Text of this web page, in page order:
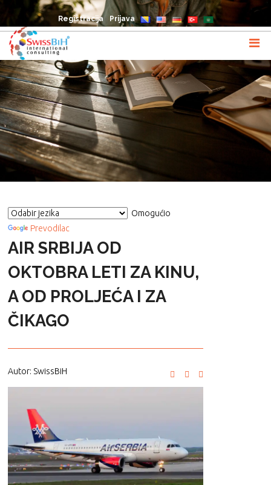
Registracija Prijava
Omogućio
Prevodilac
AIR SRBIJA OD
OKTOBRA LETI ZA KINU,
A OD PROLJEĆA I ZA
ČIKAGO
Autor: SwissBiH